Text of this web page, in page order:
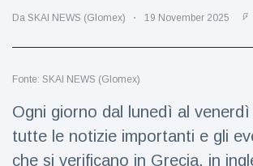
Moda e bellezza
(122)
Stile di vita
(121)
Da SKAI NEWS (Glomex) 19 November 2025
Fonte: SKAI NEWS (Glomex)
Ogni giorno dal lunedì al venerdì
tutte le notizie importanti e gli
che si verificano in Grecia, in